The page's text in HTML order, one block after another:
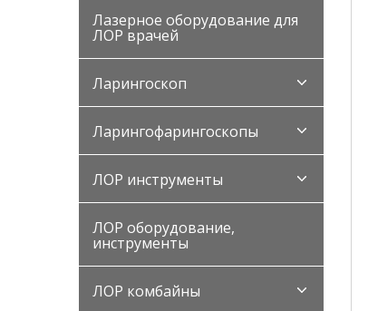
Лазерное оборудование для
ЛОР врачей
Ларингоскоп
Ларингофарингоскопы
ЛОР инструменты
ЛОР оборудование,
инструменты
ЛОР комбайны